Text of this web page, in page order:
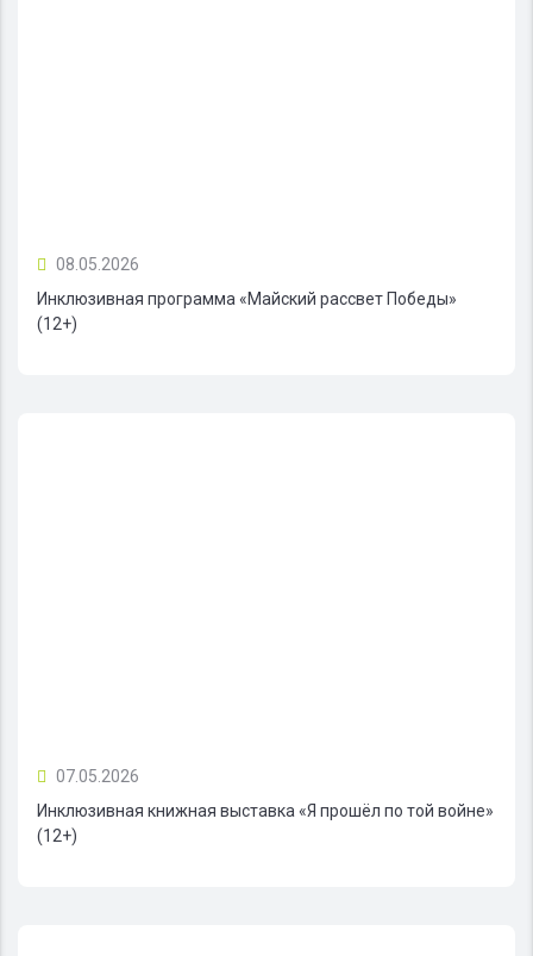
08.05.2026
Инклюзивная программа «Майский рассвет Победы»
(12+)
07.05.2026
Инклюзивная книжная выставка «Я прошёл по той войне»
(12+)